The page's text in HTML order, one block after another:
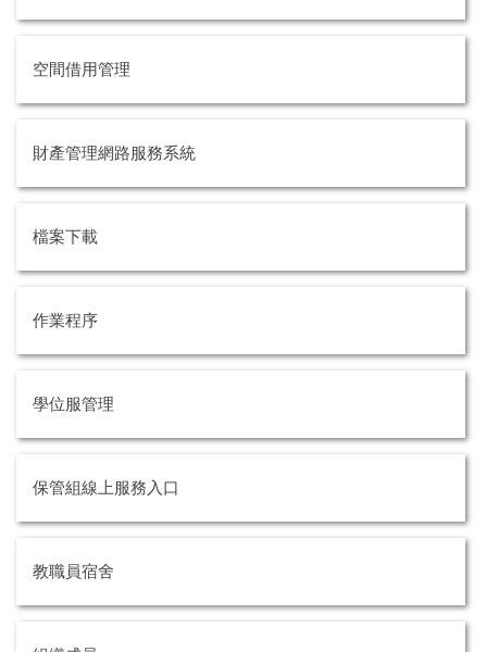
空間借用管理
財產管理網路服務系統
檔案下載
作業程序
學位服管理
保管組線上服務入口
教職員宿舍